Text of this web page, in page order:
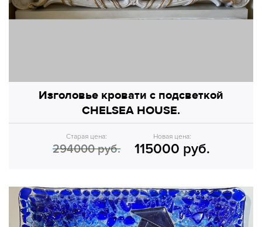
Изголовье кровати с подсветкой
CHELSEA HOUSE.
Старая цена:
294000 руб.
Новая цена:
115000 руб.